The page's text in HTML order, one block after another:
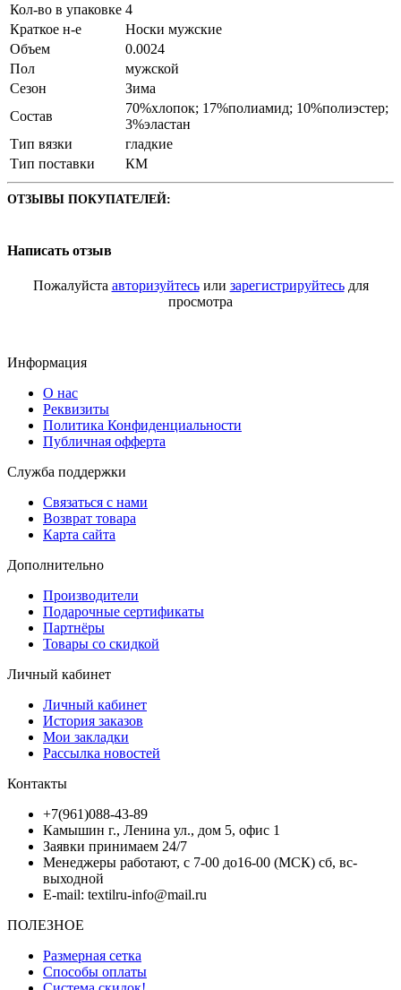
Кол-во в упаковке 4
Краткое н-е
Носки мужские
Объем
0.0024
Пол
мужской
Сезон
Зима
Состав
70%хлопок; 17%полиамид; 10%полиэстер;
3%эластан
Тип вязки
гладкие
Тип поставки
КМ
ОТЗЫВЫ ПОКУПАТЕЛЕЙ:
Написать отзыв
Пожалуйста авторизуйтесьили зарегистрируйтесьдля
просмотра
Информация
О нас
Реквизиты
Политика Конфиденциальности
Публичная офферта
Служба поддержки
Связаться с нами
Возврат товара
Карта сайта
Дополнительно
Производители
Подарочные сертификаты
Партнёры
Товары со скидкой
Личный кабинет
Личный кабинет
История заказов
Мои закладки
Рассылка новостей
Контакты
+7(961)088-43-89
Камышин г., Ленина ул., дом 5, офис 1
Заявки принимаем 24/7
Менеджеры работают, с 7-00 до16-00 (МСК) сб, вс-
выходной
E-mail: textilru-info@mail.ru
ПОЛЕЗНОЕ
Размерная сетка
Способы оплаты